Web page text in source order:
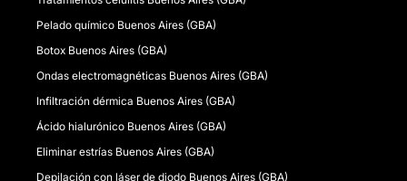
Pelado químico Buenos Aires (GBA)
Botox Buenos Aires (GBA)
Ondas electromagnéticas Buenos Aires (GBA)
Infiltración dérmica Buenos Aires (GBA)
Ácido hialurónico Buenos Aires (GBA)
Eliminar estrías Buenos Aires (GBA)
Depilación con láser de diodo Buenos Aires (GBA)